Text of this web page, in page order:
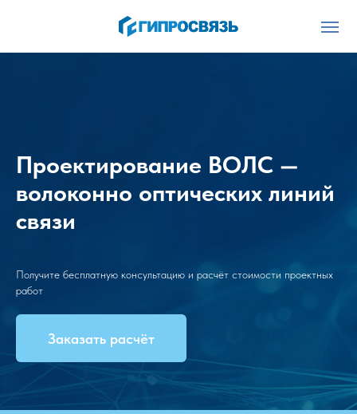
Проектирование ВОЛС —
волоконно оптических линий
связи
Получите бесплатную консультацию и расчёт стоимости проектных
работ
Заказать расчёт